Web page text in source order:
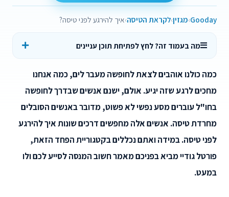
Gooday מגזין לקראת הטיסה איך להירגע לפני טיסה?
מה בעמוד זה? לחץ לפתיחת תוכן עניינים
כמה כולנו אוהבים לצאת לחופשה מעבר לים, כמה אנחנו
מחכים לרגע שזה יגיע. אולם, ישנם אנשים שבדרך לחופשה
בחו"ל עוברים מסע נפשי לא פשוט, מדובר באנשים הסובלים
מחרדת טיסה. אנשים אלה מחפשים דרכים שונות איך להירגע
לפני טיסה. במידה ואתם נכללים בקטגוריית הפחד הזאת,
פורטל גודיי מביא בפניכם מאמר חשוב המנסה לסייע לכם ולו
במעט.